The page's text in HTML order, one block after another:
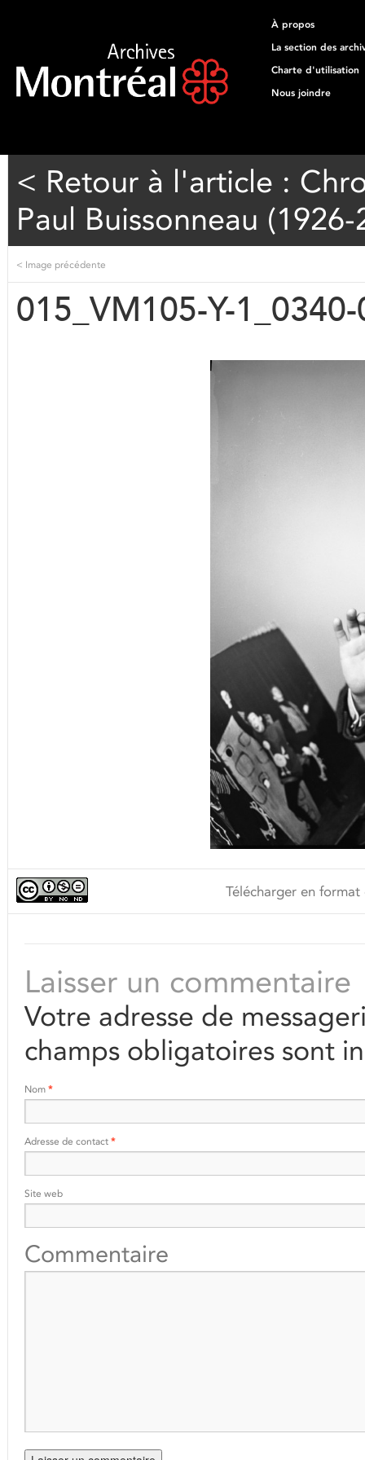
À propos
La section des
Charte d'utilisation
Nous joindre
< Retour à l'article :
Paul Buissonneau
< Image précédente
015_VM105-Y-
Télécharger en
Laisser un commentaire
Votre adresse de
champs obligatoires sont
Nom *
Adresse de contact *
Site web
Commentaire